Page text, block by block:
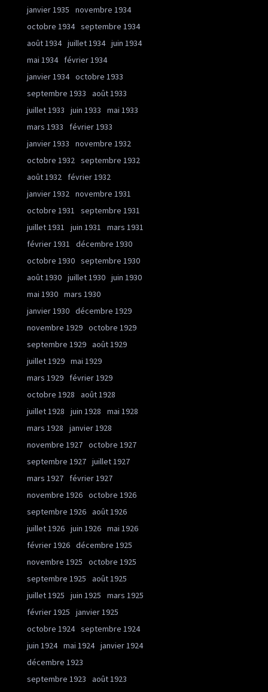
janvier 1935
novembre 1934
octobre 1934 septembre 1934
août 1934 juillet 1934 juin 1934
mai 1934
février 1934
janvier 1934 octobre 1933
septembre 1933
août 1933
juillet 1933
juin 1933
mai 1933
mars 1933
février 1933
janvier 1933
novembre 1932
octobre 1932 septembre 1932
août 1932
février 1932
janvier 1932 novembre 1931
octobre 1931
septembre 1931
juillet 1931
juin 1931
mars 1931
février 1931
décembre 1930
octobre 1930 septembre 1930
août 1930 juillet 1930 juin 1930
mai 1930 mars 1930
janvier 1930 décembre 1929
novembre 1929 octobre 1929
septembre 1929 août 1929
juillet 1929 mai 1929
mars 1929
février 1929
octobre 1928
août 1928
juillet 1928
juin 1928
mai 1928
mars 1928
janvier 1928
novembre 1927 octobre 1927
septembre 1927 juillet 1927
mars 1927
février 1927
novembre 1926 octobre 1926
septembre 1926 août 1926
juillet 1926 juin 1926 mai 1926
février 1926 décembre 1925
novembre 1925
octobre 1925
septembre 1925
août 1925
juillet 1925
juin 1925
mars 1925
février 1925
janvier 1925
octobre 1924 septembre 1924
juin 1924 mai 1924 janvier 1924
décembre 1923
septembre 1923
août 1923